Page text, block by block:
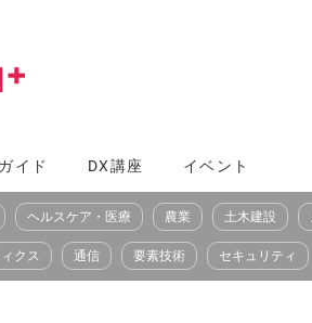
イド DX講座 イベント
ヘルスケア・医療 農業 土木建設
クス 通信 要素技術 セキュリティ